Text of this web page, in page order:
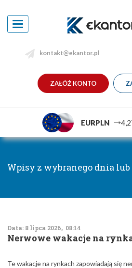
Toggle
navigation
kontakt@ekantor.pl
ZAŁÓŻ KONTO
EURPLN
Wpisy z wybranego dnia
Data: 8 lipca 2026, 08:14
Nerwowe wakacje na
Te wakacje na rynkach zapowiadają się